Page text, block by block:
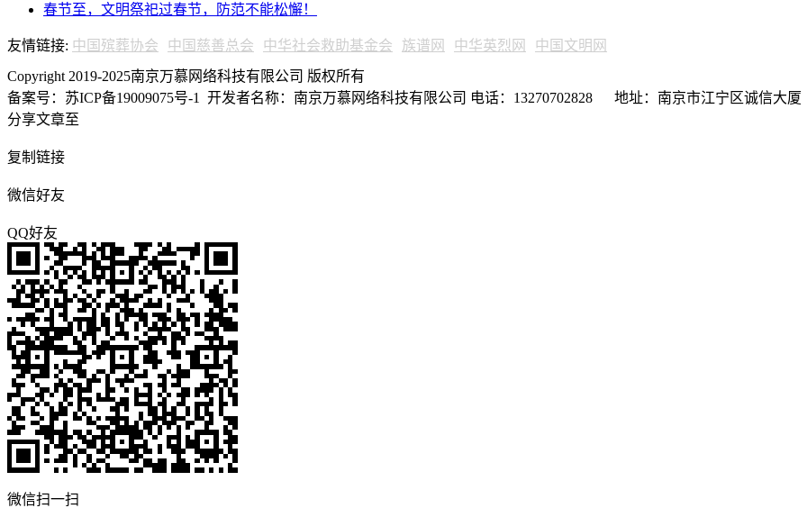
春节至，文明祭祀过春节，防范不能松懈！
友情链接: 中国殡葬协会 中国慈善总会 中华社会救助基金会 族谱网 中华英烈网
中国文明网
Copyright 2019-2025南京万慕网络科技有限公司 版权所有
备案号：苏ICP备19009075号-1
开发者名称：南京万慕网络科技有限公司 电话：13270702828 地址：南京市江宁区诚信大厦
分享文章至
复制链接
微信好友
QQ好友
微信扫一扫